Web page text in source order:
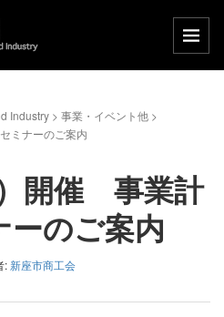
Industry > 事業・イベント他 >
ミナーのご案内
開催 事業計
ーのご案内
:新座市商工会